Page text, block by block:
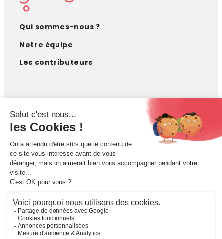
Qui sommes-nous ?
Notre équipe
Les contributeurs
contact@imagodei.fr
FAIRE UN DON